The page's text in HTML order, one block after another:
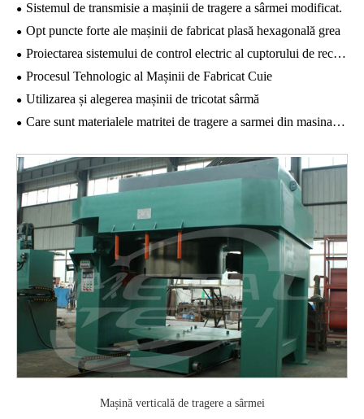
Sistemul de transmisie a mașinii de tragere a sârmei modificat.
Opt puncte forte ale mașinii de fabricat plasă hexagonală grea
Proiectarea sistemului de control electric al cuptorului de recuit sub vid
Procesul Tehnologic al Mașinii de Fabricat Cuie
Utilizarea și alegerea mașinii de tricotat sârmă
Care sunt materialele matritei de tragere a sarmei din masina de tragere a sarmei?
Mașină verticală de tragere a sârmei